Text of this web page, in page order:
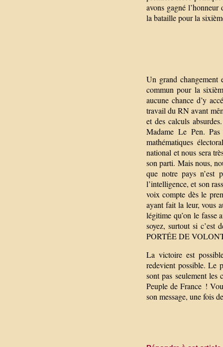
avons gagné
la bataille pour la
Un grand changement
commun pour la
aucune chance d’y
travail du RN avant
et des calculs
Madame Le Pen.
mathématiques
national et nous sera
son parti. Mais nous,
que notre pays n’est
l’intelligence, et son
voix compte dès le
ayant fait la leur, vous
légitime qu’on le fasse
soyez, surtout si c’est
PORTÉE DE
La victoire est
redevient possible. Le
sont pas seulement
Peuple de France !
son message, une fois